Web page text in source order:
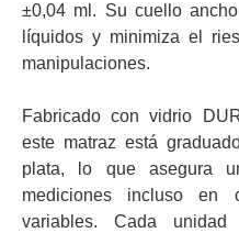
±0,04 ml. Su cuello
líquidos y minimiza el
manipulaciones.
Fabricado con vidrio
este matraz está
plata, lo que asegura
mediciones incluso en
variables. Cada